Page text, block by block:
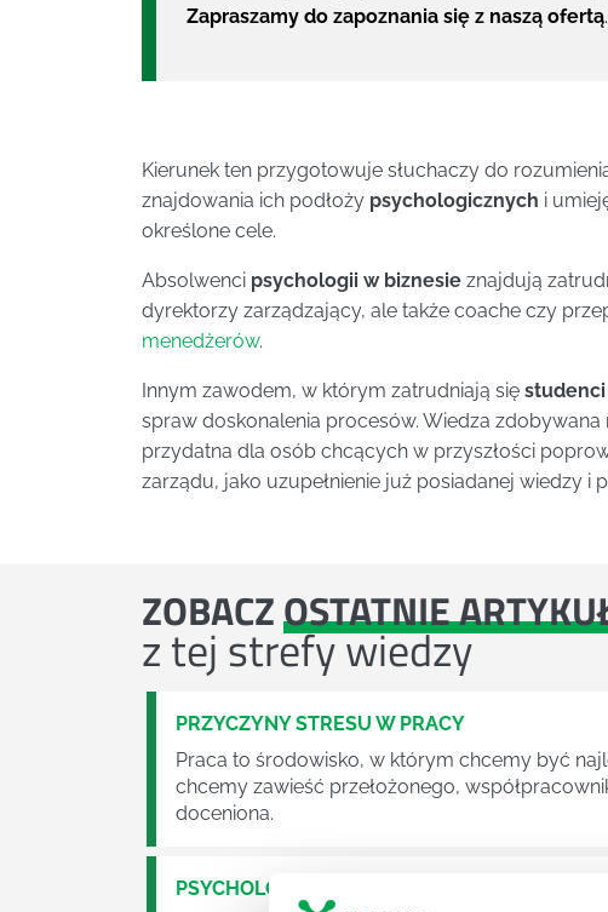
Zapraszamy do zapoznania się z naszą ofertą.
Kierunek ten przygotowuje słuchaczy do
znajdowania ich podłoży psychologicznych i
określone cele.
Absolwenci psychologii w biznesie znajdują
dyrektorzy zarządzający, ale także coache czy
menedżerów.
Innym zawodem, w którym zatrudniają się
spraw doskonalenia procesów. Wiedza
przydatna dla osób chcących w przyszłości
zarządu, jako uzupełnienie już posiadanej wiedzy i
ZOBACZOSTATNIE
z tej strefy wiedzy
PRZYCZYNY STRESU W PRACY
Praca to środowisko, w którym chcemy być
chcemy zawieść przełożonego,
doceniona.
PSYCHOLOGIA I CO DALEJ